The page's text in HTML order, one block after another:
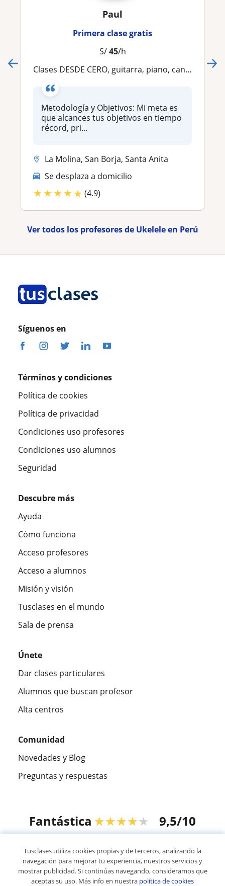
Paul
Primera clase gratis
S/45/h
Clases DESDE CERO, guitarra, piano, canto, ukelele, bajo y más
Metodología y Objetivos: Mi meta es
que alcances tus objetivos en tiempo
récord, pri...
La Molina, San Borja, Santa Anita
Se desplaza a domicilio
★★★★★ (4.9)
Ver todos los profesores de Ukelele en Perú
Síguenos en
Términos y condiciones
Política de cookies
Política de privacidad
Condiciones uso profesores
Condiciones uso alumnos
Seguridad
Descubre más
Ayuda
Cómo funciona
Acceso profesores
Acceso a alumnos
Misión y visión
Tusclases en el mundo
Sala de prensa
Únete
Dar clases particulares
Alumnos que buscan profesor
Alta centros
Comunidad
Novedades y Blog
Preguntas y respuestas
Fantástica ★★★★★ 9,5/10
© 2007 - 2026 Tusclases.pe
Tusclases utiliza cookies propias y de terceros, analizando la
navegación para mejorar tu experiencia, nuestros servicios y
mostrar publicidad. Si continúas navegando, consideramos que
aceptas su uso. Más info en nuestra política de cookies